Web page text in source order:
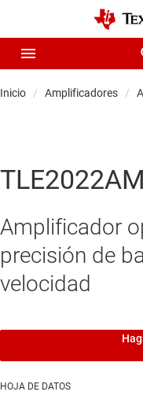
Inicio Amplificadores
Amplificador
precisión de
velocidad
HOJA DE DATOS